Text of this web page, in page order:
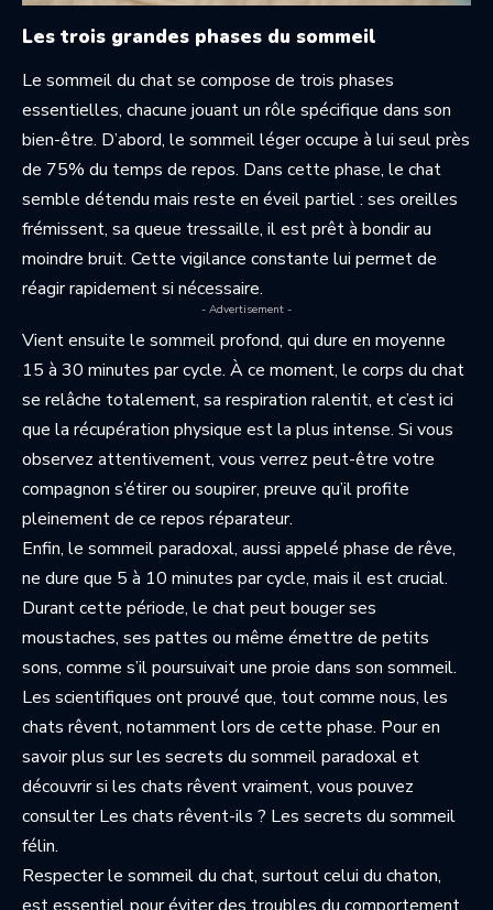
Les trois grandes phases du sommeil
Le sommeil du chat se compose de trois phases
essentielles, chacune jouant un rôle spécifique dans son
bien-être. D’abord, le sommeil léger occupe à lui seul près
de 75% du temps de repos. Dans cette phase, le chat
semble détendu mais reste en éveil partiel : ses oreilles
frémissent, sa queue tressaille, il est prêt à bondir au
moindre bruit. Cette vigilance constante lui permet de
réagir rapidement si nécessaire.
- Advertisement -
Vient ensuite le sommeil profond, qui dure en moyenne
15 à 30 minutes par cycle. À ce moment, le corps du chat
se relâche totalement, sa respiration ralentit, et c’est ici
que la récupération physique est la plus intense. Si vous
observez attentivement, vous verrez peut-être votre
compagnon s’étirer ou soupirer, preuve qu’il profite
pleinement de ce repos réparateur.
Enfin, le sommeil paradoxal, aussi appelé phase de rêve,
ne dure que 5 à 10 minutes par cycle, mais il est crucial.
Durant cette période, le chat peut bouger ses
moustaches, ses pattes ou même émettre de petits
sons, comme s’il poursuivait une proie dans son sommeil.
Les scientifiques ont prouvé que, tout comme nous, les
chats rêvent, notamment lors de cette phase. Pour en
savoir plus sur les secrets du sommeil paradoxal et
découvrir si les chats rêvent vraiment, vous pouvez
consulterLes chats rêvent-ils ? Les secrets du sommeil
félin.
Respecter le sommeil du chat, surtout celui du chaton,